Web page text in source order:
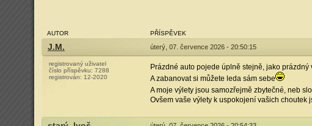
AUTOR PŘÍSPĚVEK
J.M. úterý, 07. července 2026 - 20:50:15
registrovaný uživatel
číslo příspěvku: 7288
registrován: 12-2020
Prázdné auto pojede úplně stejně, jako
A zabanovat si můžete leda sám sebe
A moje výlety jsou samozřejmě zbytečné, neb
Ovšem vaše výlety k uspokojení vašich